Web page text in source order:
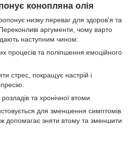
конопляна олія
низку переваг для здоров'я та
аргументи, чому варто
наступним чином:
процесів та поліпшення емоційного
стрес, покращує настрій і
та хронічної втоми
для зменшення симптомів
допомагає зняти втому та зменшити